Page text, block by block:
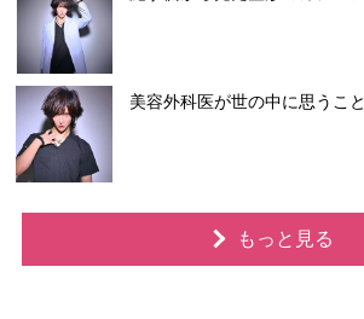
美容外科医が世の中に思うこと
もっと見る